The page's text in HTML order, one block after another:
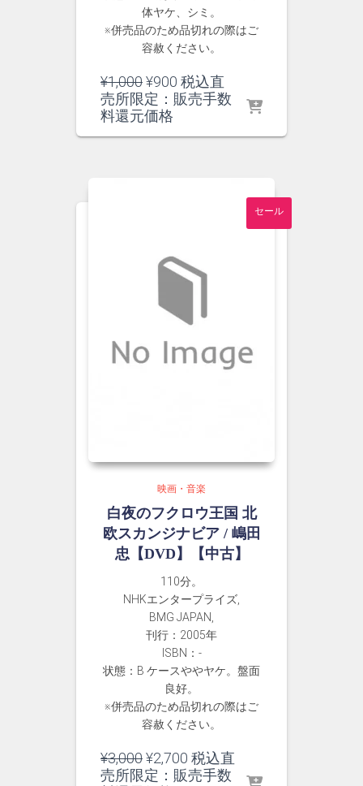
体ヤケ、シミ。
※併売品のため品切れの際はご
容赦ください。
¥1,000元
の
価
¥900 現
在
税込直
売所限定：販売手数
料還元価格
セール
映画・音楽
白夜のフクロウ王国 北
欧スカンジナビア / 嶋田
忠【DVD】【中古】
110分。
NHKエンタープライズ,
BMG JAPAN,
刊行：2005年
ISBN：-
状態：B ケースややヤケ。盤面
良好。
※併売品のため品切れの際はご
容赦ください。
¥3,000元
の
¥2,700 現
在
税込直
売所限定：販売手数